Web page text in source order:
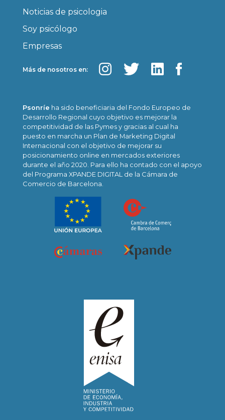
Noticias de psicologia
Soy psicólogo
Empresas
Más de nosotros en:
Psonríe ha sido beneficiaria del Fondo Europeo de
Desarrollo Regional cuyo objetivo es mejorar la
competitividad de las Pymes y gracias al cual ha
puesto en marcha un Plan de Marketing Digital
Internacional con el objetivo de mejorar su
posicionamiento online en mercados exteriores
durante el año 2020. Para ello ha contado con el apoyo
del Programa XPANDE DIGITAL de la Cámara de
Comercio de Barcelona.